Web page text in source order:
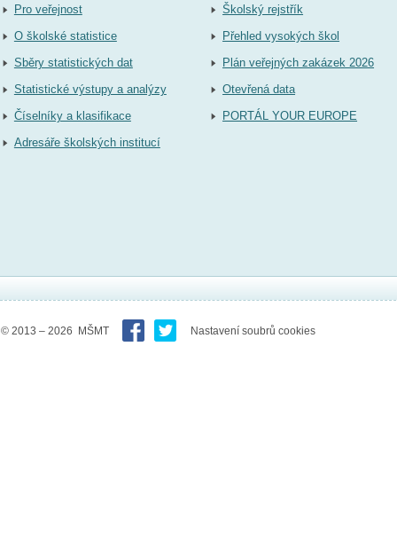
Pro veřejnost
O školské statistice
Sběry statistických dat
Statistické výstupy a analýzy
Číselníky a klasifikace
Adresáře školských institucí
Školský rejstřík
Přehled vysokých škol
Plán veřejných zakázek 2026
Otevřená data
PORTÁL YOUR EUROPE
© 2013 – 2026 MŠMT Nastavení soubrů cookies